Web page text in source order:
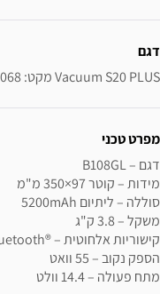
דגם
Vacuum S20 PLUS מקט: A029068
מפרט טכני